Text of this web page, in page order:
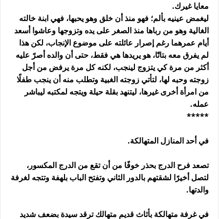
معايا غيرك.
ليغمض عينيه بألم؛ فهو منذ أن خلق وهو يحبها، فهي ابنة خالته
الغالية وهو من رباها منذ الصغر على يده وتزوجها وعاشوا أسعد
أيام عمرهما رغم إصرار عائلته على موضوع الإنجاب، لكن هذا
لم يفرق معه بتاتًا، هو يريدها هي فقط، حتى أن والده أصرّ عليه
أكثر من مرة كي يتزوج لينجب، لكنه كل مرة يرفض من أجل
زوجته وحبه لها، لتأتي زوجته الغبية وتطلب منه أن ينجب طفلًا
من امرأة أخرى غيرها، ليتنهد بقلة حيلة ويتجه لمكتبه ليباشر
عمله.
*****
في أحد المنازل المتهالكة.
تصعد فرح الدرج بحذر خوفًا من أن تقع من الدرج المكسور،
لتصل أخيرًا لشقتهم بالدور الثاني وتفتح الباب بلهفة وتتجه لغرفة
والدتها.
في غرفة متهالكة بأثاث قديم متهالك ترقد سيدة بضعف شديد